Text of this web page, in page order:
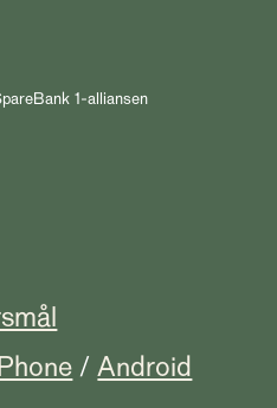
1-alliansen
/Android